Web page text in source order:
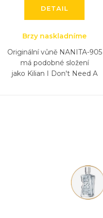
DETAIL
Brzy naskladníme
Originální vůně NANITA-905
má podobné složení
jako Kilian I Don't Need A